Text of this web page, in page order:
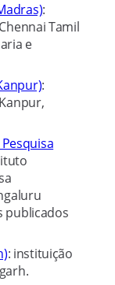
:
Tamil
e
:
publicados
: instituição